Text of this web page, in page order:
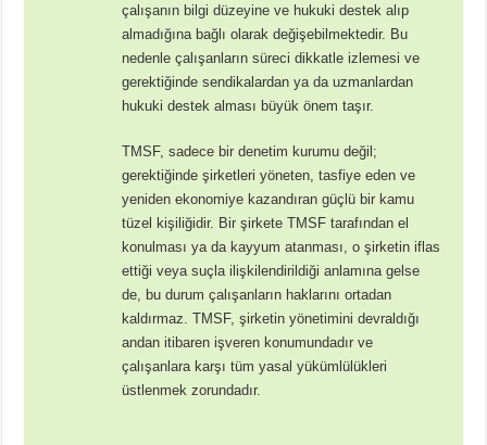
çalışanın bilgi düzeyine ve hukuki destek alıp
almadığına bağlı olarak değişebilmektedir. Bu
nedenle çalışanların süreci dikkatle izlemesi ve
gerektiğinde sendikalardan ya da uzmanlardan
hukuki destek alması büyük önem taşır.
TMSF, sadece bir denetim kurumu değil;
gerektiğinde şirketleri yöneten, tasfiye eden ve
yeniden ekonomiye kazandıran güçlü bir kamu
tüzel kişiliğidir. Bir şirkete TMSF tarafından el
konulması ya da kayyum atanması, o şirketin iflas
ettiği veya suçla ilişkilendirildiği anlamına gelse
de, bu durum çalışanların haklarını ortadan
kaldırmaz. TMSF, şirketin yönetimini devraldığı
andan itibaren işveren konumundadır ve
çalışanlara karşı tüm yasal yükümlülükleri
üstlenmek zorundadır.